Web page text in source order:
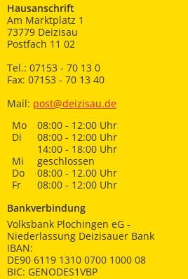
Hausanschrift
Am Marktplatz 1
73779 Deizisau
Postfach 11 02
Tel.: 07153 - 70 13 0
Fax: 07153 - 70 13 40
Mail: post@deizisau.de
Mo
08:00 - 12:00 Uhr
Di
08:00 - 12:00 Uhr
14:00 - 18:00 Uhr
Mi
geschlossen
Do
08:00 - 12.00 Uhr
Fr
08:00 - 12:00 Uhr
Bankverbindung
Volksbank Plochingen eG -
Niederlassung Deizisauer Bank
IBAN:
DE90 6119 1310 0700 1000 08
BIC: GENODES1VBP